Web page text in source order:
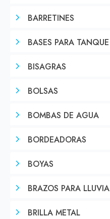
BARRETINES
BASES PARA TANQUE
BISAGRAS
BOLSAS
BOMBAS DE AGUA
BORDEADORAS
BOYAS
BRAZOS PARA LLUVIA
BRILLA METAL